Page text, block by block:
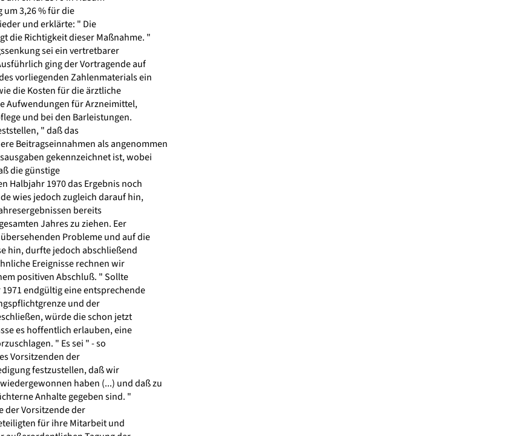
um 3,26 % für die
und erklärte: " Die
die Richtigkeit dieser Maßnahme. "
sei ein vertretbarer
ging der Vortragende auf
vorliegenden Zahlenmaterials ein
die Kosten für die ärztliche
Aufwendungen für Arzneimittel,
und bei den Barleistungen.
" daß das
Beitragseinnahmen als angenommen
gekennzeichnet ist, wobei
die günstige
Halbjahr 1970 das Ergebnis noch
wies jedoch zugleich darauf hin,
bereits
Jahres zu ziehen. Eer
Probleme und auf die
hin, durfte jedoch abschließend
Ereignisse rechnen wir
positiven Abschluß. " Sollte
endgültig eine entsprechende
und der
würde die schon jetzt
es hoffentlich erlauben, eine
" Es sei " - so
Vorsitzenden der
festzustellen, daß wir
haben (...) und daß zu
Anhalte gegeben sind. "
der Vorsitzende der
für ihre Mitarbeit und